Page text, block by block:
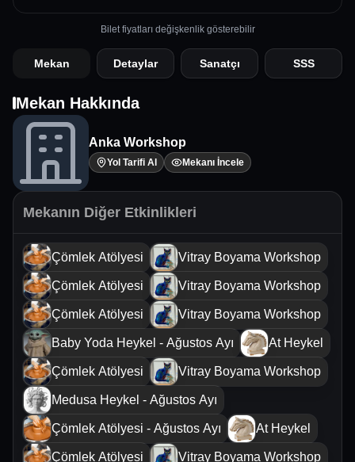
Bilet fiyatları değişkenlik gösterebilir
Mekan Detaylar Sanatçı SSS
Mekan Hakkında
Anka Workshop
Yol Tarifi Al Mekanı İncele
Mekanın Diğer Etkinlikleri
Çömlek Atölyesi Vitray Boyama Workshop
Çömlek Atölyesi Vitray Boyama Workshop
Çömlek Atölyesi Vitray Boyama Workshop
Baby Yoda Heykel - Ağustos Ayı At Heykel
Çömlek Atölyesi Vitray Boyama Workshop
Medusa Heykel - Ağustos Ayı
Çömlek Atölyesi - Ağustos Ayı At Heykel
Çömlek Atölyesi Vitray Boyama Workshop